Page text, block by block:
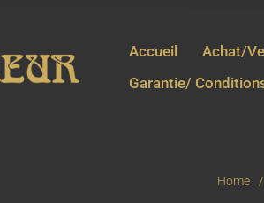
Accueil Achat/
Garantie/
Home /